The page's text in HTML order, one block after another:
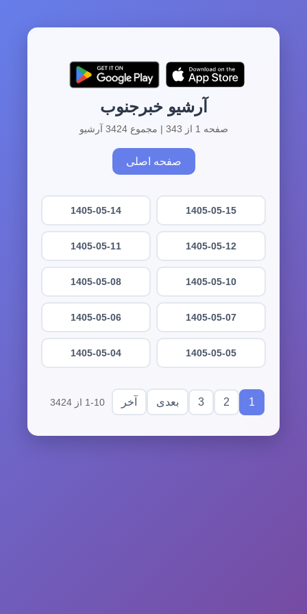
آرشیو خبرجنوب
صفحه 1 از 343 | مجموع 3424 آرشیو
صفحه اصلی
1405-05-15
1405-05-14
1405-05-12
1405-05-11
1405-05-10
1405-05-08
1405-05-07
1405-05-06
1405-05-05
1405-05-04
1
2
3 بعدی آخر 1-10 از 3424